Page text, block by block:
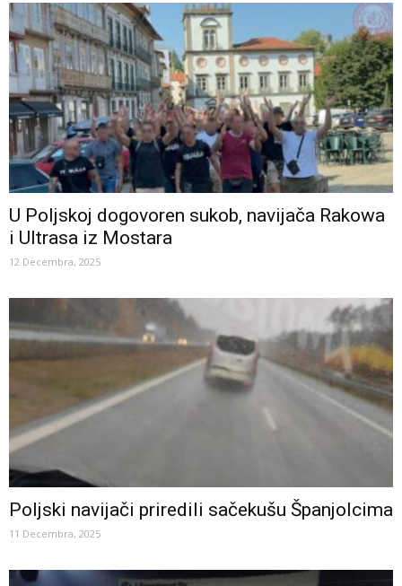
U Poljskoj dogovoren sukob, navijača Rakowa
i Ultrasa iz Mostara
12 Decembra, 2025
Poljski navijači priredili sačekušu Španjolcima
11 Decembra, 2025